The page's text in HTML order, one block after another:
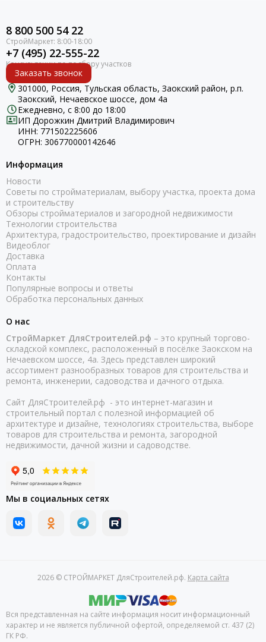
8 800 500 54 22
+7 (495) 22-555-22
Заказать звонок
301000, Россия, Тульская область, Заокский район, р.п.
Заокский, Нечаевское шоссе, дом 4а
Ежедневно, с 8:00 до 18:00
ИП Дорожкин Дмитрий Владимирович
ИНН: 771502225606
ОГРН: 306770000142646
Информация
Новости
Советы по стройматериалам, выбору участка, проекта дома
и строительству
Обзоры стройматериалов и загородной недвижимости
Технологии строительства
Архитектура, градостроительство, проектирование и дизайн
Видеоблог
Доставка
Оплата
Контакты
Популярные вопросы и ответы
Обработка персональных данных
О нас
СтройМаркет ДляСтроителей.рф – это крупный торгово-
складской комплекс, расположенный в посёлке Заокском на
Нечаевском шоссе, 4а. Здесь представлен широкий
ассортимент разнообразных товаров для строительства и
ремонта, инженерии, садоводства и дачного отдыха.
Сайт ДляСтроителей.рф - это интернет-магазин и
строительный портал с полезной информацией об
архитектуре и дизайне, технологиях строительства, выборе
товаров для строительства и ремонта, загородной
недвижимости, дачной жизни и садоводстве.
Мы в социальных сетях
2026 © СТРОЙМАРКЕТ ДляСтроителей.рф. Карта сайта
Вся представленная на сайте информация носит информационный
характер и не является публичной офертой, определяемой ст. 437 (2)
ГК РФ.